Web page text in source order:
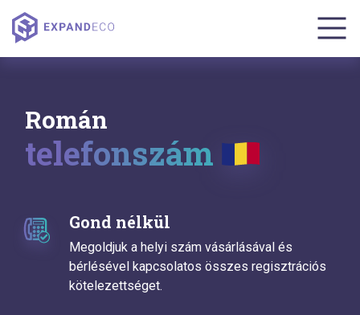
Román
telefonszám
Gond nélkül
Megoldjuk a helyi szám vásárlásával és
bérlésével kapcsolatos összes regisztrációs
kötelezettséget.